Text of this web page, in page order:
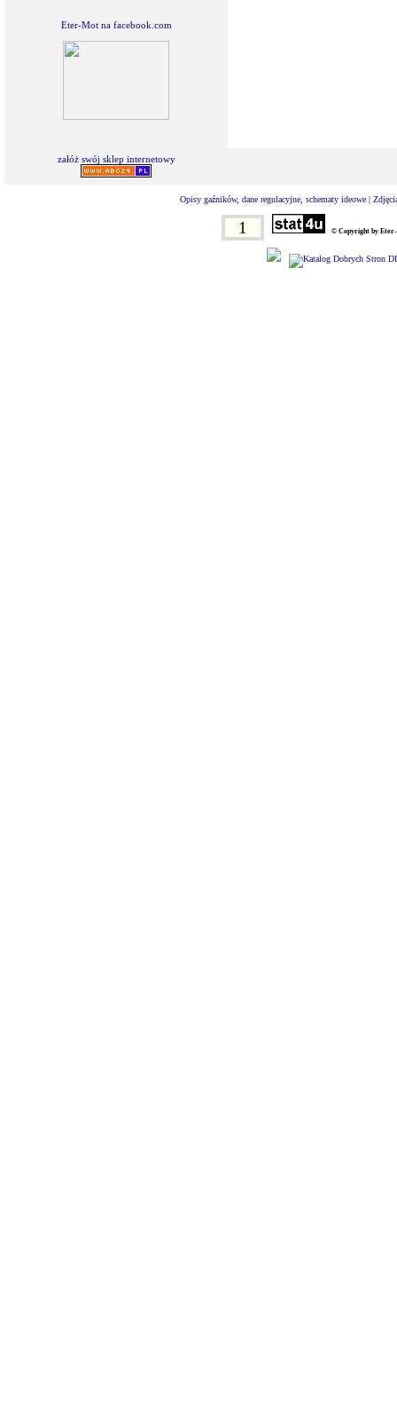
Eter-Mot na facebook.com
załóż swój sklep internetowy
Opisy gaźników, dane regulacyjne, schematy ideowe |
1 © Copyright by